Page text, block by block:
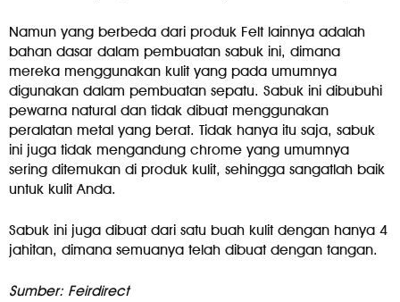
Namun yang berbeda dari produk Felt lainnya adalah
bahan dasar dalam pembuatan sabuk ini, dimana
mereka menggunakan kulit yang pada umumnya
digunakan dalam pembuatan sepatu. Sabuk ini dibubuhi
pewarna natural dan tidak dibuat menggunakan
peralatan metal yang berat. Tidak hanya itu saja, sabuk
ini juga tidak mengandung chrome yang umumnya
sering ditemukan di produk kulit, sehingga sangatlah baik
untuk kulit Anda.
Sabuk ini juga dibuat dari satu buah kulit dengan hanya 4
jahitan, dimana semuanya telah dibuat dengan tangan.
Sumber: Feirdirect